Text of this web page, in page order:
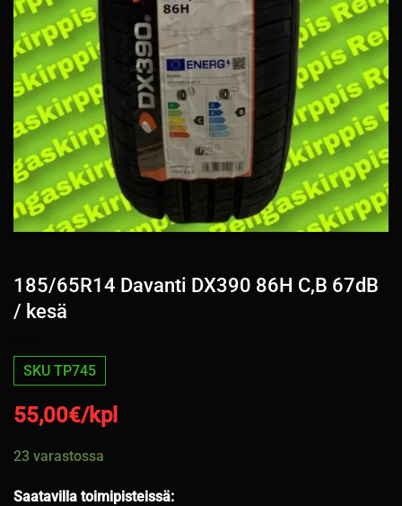
185/65R14 Davanti DX390 86H C,B 67dB
/ kesä
SKU TP745
55,00€/kpl
23 varastossa
Saatavilla toimipisteissä: